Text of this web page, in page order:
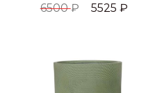
6500₽ 5525 ₽